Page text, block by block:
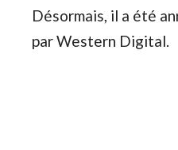
Désormais, il a été
par Western Digital.